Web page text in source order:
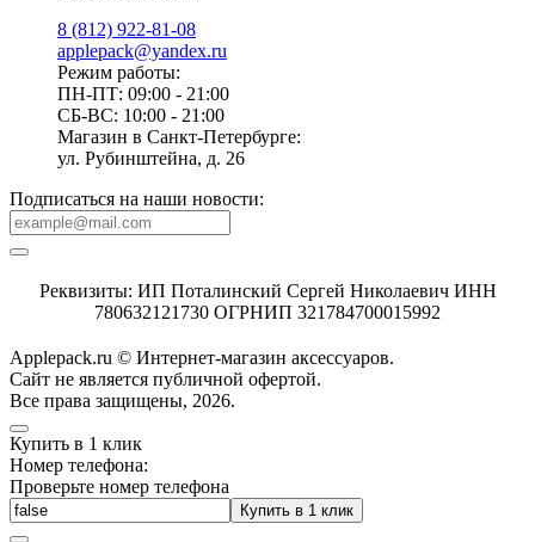
8 (812) 922-81-08
applepack@yandex.ru
Режим работы:
ПН-ПТ: 09:00 - 21:00
СБ-ВС: 10:00 - 21:00
Магазин в Санкт-Петербурге:
ул. Рубинштейна, д. 26
Подписаться на наши новости:
Реквизиты: ИП Поталинский Сергей Николаевич ИНН
780632121730 ОГРНИП 321784700015992
Applepack.ru © Интернет-магазин аксессуаров.
Cайт не является публичной офертой.
Все права защищены, 2026.
Купить в 1 клик
Номер телефона:
Проверьте номер телефона
Купить в 1 клик